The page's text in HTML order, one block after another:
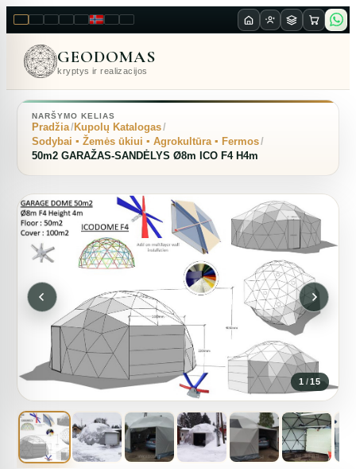
LT ENPL FRRUNOSKRO
GEODOMAS
kryptys ir realizacijos
NARŠYMO KELIAS
Pradžia Kupolų Katalogas
Sodybai ▪︎ Žemės ūkiui ▪︎ Agrokultūra ▪︎ Fermos
50m2 GARAŽAS-SANDĖLYS Ø8m ICO F4 H4m
1 /15